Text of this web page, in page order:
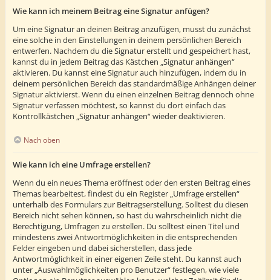
Wie kann ich meinem Beitrag eine Signatur anfügen?
Um eine Signatur an deinen Beitrag anzufügen, musst du zunächst
eine solche in den Einstellungen in deinem persönlichen Bereich
entwerfen. Nachdem du die Signatur erstellt und gespeichert hast,
kannst du in jedem Beitrag das Kästchen „Signatur anhängen“
aktivieren. Du kannst eine Signatur auch hinzufügen, indem du in
deinem persönlichen Bereich das standardmäßige Anhängen deiner
Signatur aktivierst. Wenn du einen einzelnen Beitrag dennoch ohne
Signatur verfassen möchtest, so kannst du dort einfach das
Kontrollkästchen „Signatur anhängen“ wieder deaktivieren.
Nach oben
Wie kann ich eine Umfrage erstellen?
Wenn du ein neues Thema eröffnest oder den ersten Beitrag eines
Themas bearbeitest, findest du ein Register „Umfrage erstellen“
unterhalb des Formulars zur Beitragserstellung. Solltest du diesen
Bereich nicht sehen können, so hast du wahrscheinlich nicht die
Berechtigung, Umfragen zu erstellen. Du solltest einen Titel und
mindestens zwei Antwortmöglichkeiten in die entsprechenden
Felder eingeben und dabei sicherstellen, dass jede
Antwortmöglichkeit in einer eigenen Zeile steht. Du kannst auch
unter „Auswahlmöglichkeiten pro Benutzer“ festlegen, wie viele